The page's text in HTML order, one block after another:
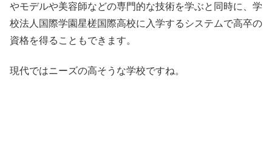
やモデルや美容師などの専門的な技術を学ぶと同時に、学
校法人国際学園星槎国際高校に入学するシステムで高卒の
資格を得ることもできます。
現代ではニーズの高そうな学校ですね。